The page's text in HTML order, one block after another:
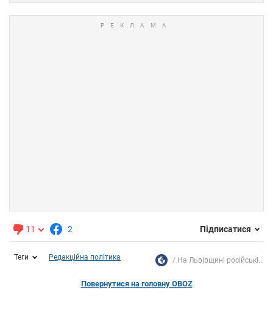
11 2 Підписатися
Теги Редакційна політика На Львівщині російські...
Повернутися на головну OBOZ